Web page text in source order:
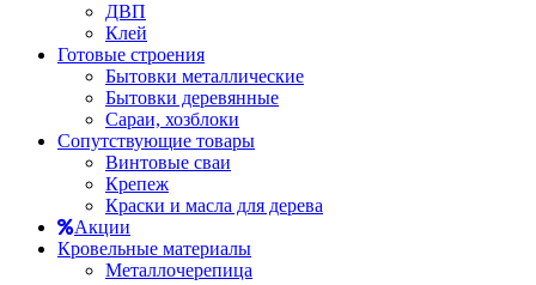
ДВП
Клей
Готовые строения
Бытовки металлические
Бытовки деревянные
Сараи, хозблоки
Сопутствующие товары
Винтовые сваи
Крепеж
Краски и масла для дерева
Акции
Кровельные материалы
Металлочерепица